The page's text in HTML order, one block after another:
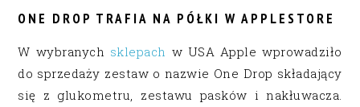
ONE DROP TRAFIA NA PÓŁKI W APPLESTORE
W wybranych sklepach w USA Apple wprowadziło
do sprzedaży zestaw o nazwie One Drop składający
się z glukometru, zestawu pasków i nakłuwacza.